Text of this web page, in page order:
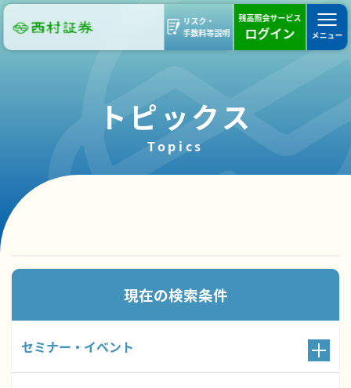
リスク・
手数料等説明
残高照会サービス
ログイン メニュー
トピックス
Topics
現在の検索条件
セミナー・イベント